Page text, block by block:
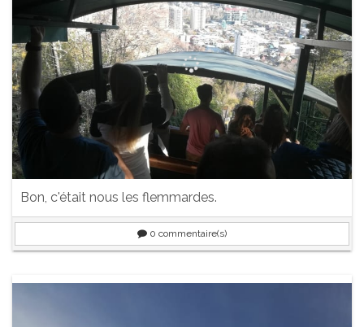
Bon, c'était nous les flemmardes.
0 commentaire(s)